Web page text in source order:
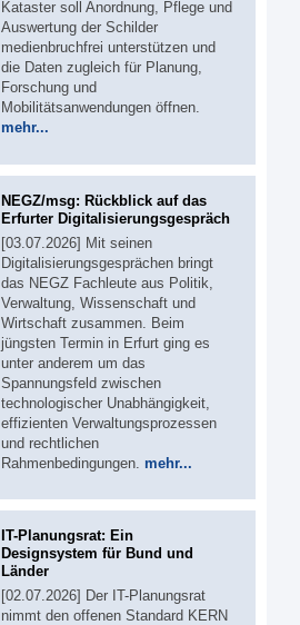
Kataster soll Anordnung, Pflege und
Auswertung der Schilder
medienbruchfrei unterstützen und
die Daten zugleich für Planung,
Forschung und
Mobilitätsanwendungen öffnen.
mehr...
NEGZ/msg: Rückblick auf das
Erfurter Digitalisierungsgespräch
[03.07.2026] Mit seinen
Digitalisierungsgesprächen bringt
das NEGZ Fachleute aus Politik,
Verwaltung, Wissenschaft und
Wirtschaft zusammen. Beim
jüngsten Termin in Erfurt ging es
unter anderem um das
Spannungsfeld zwischen
technologischer Unabhängigkeit,
effizienten Verwaltungsprozessen
und rechtlichen
Rahmenbedingungen. mehr...
IT-Planungsrat: Ein
Designsystem für Bund und
Länder
[02.07.2026] Der IT-Planungsrat
nimmt den offenen Standard KERN